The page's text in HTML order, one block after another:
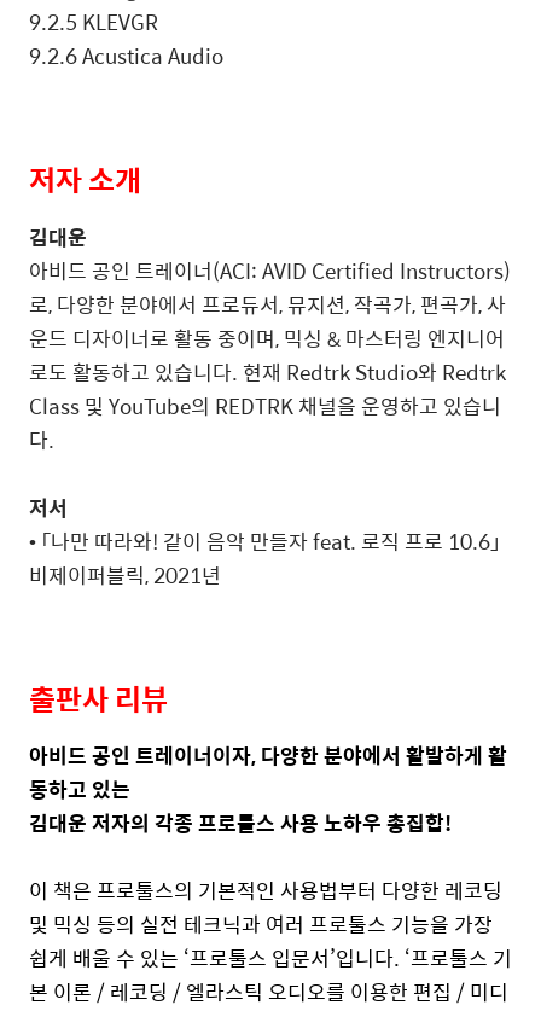
9.2.5 KLEVGR
9.2.6 Acustica Audio
저자 소개
김대운
아비드 공인 트레이너(ACI: AVID Certified Instructors)
로,다양한 분야에서 프로듀서,뮤지션,작곡가,편곡가,사
운드 디자이너로 활동 중이며,믹싱 &마스터링 엔지니어
로도 활동하고 있습니다. 현재 Redtrk Studio와 Redtrk
Class및 YouTube의 REDTRK채널을 운영하고 있습니
다.
저서
• 「나만 따라와! 같이 음악 만들자feat.로직 프로 10.6」
비제이퍼블릭, 2021년
출판사 리뷰
아비드 공인 트레이너이자,다양한 분야에서 활발하게 활
동하고 있는
김대운 저자의 각종 프로툴스 사용 노하우 총집합!
이 책은 프로툴스의 기본적인 사용법부터 다양한 레코딩
및 믹싱 등의 실전 테크닉과 여러 프로툴스 기능을 가장
쉽게 배울 수 있는 ‘프로툴스 입문서’입니다. ‘프로툴스 기
본 이론 /레코딩 /엘라스틱 오디오를 이용한 편집 /미디